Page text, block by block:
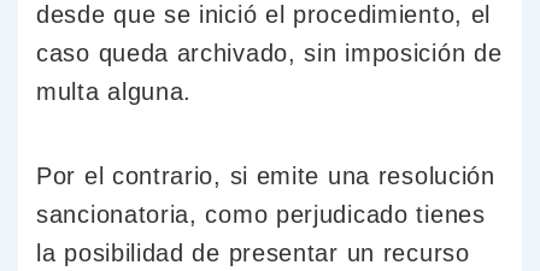
desde que se inició el procedimiento, el
caso queda archivado, sin imposición de
multa alguna.
Por el contrario, si emite una resolución
sancionatoria, como perjudicado tienes
la posibilidad de presentar un recurso